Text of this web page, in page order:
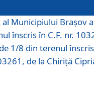
Municipiului Braşov a
înscris în C.F. nr.
1/8 din terenul
de la Chiriță